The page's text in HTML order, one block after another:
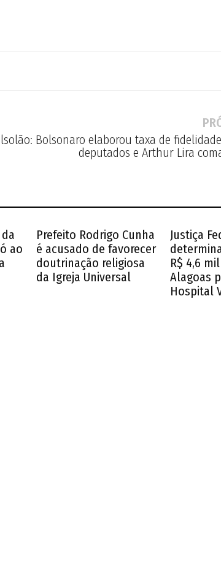
Bolsonaro elaborou taxa de
deputados e Arthur Lira
ao
Prefeito Rodrigo Cunha
é acusado de favorecer
doutrinação religiosa
da Igreja Universal
Justiça
R$ 4,6
Alagoas
Hospital